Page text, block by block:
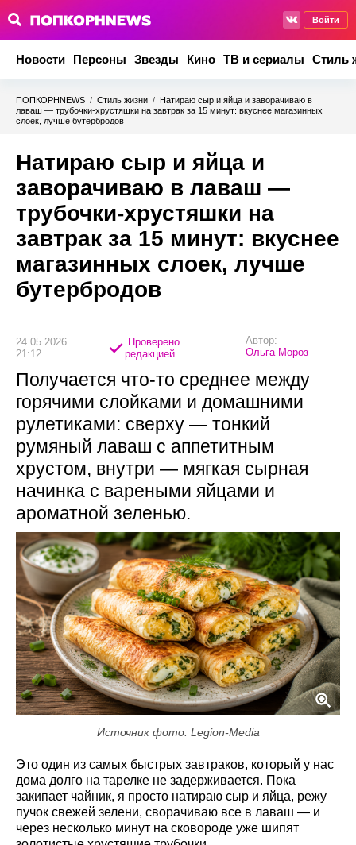
Войти
Новости Персоны Звезды Кино ТВ и сериалы Стиль
ПОПКОРНNEWS / Стиль жизни / Натираю сыр и яйца и заворачиваю в
лаваш — трубочки-хрустяшки на завтрак за 15 минут: вкуснее магазинных
слоек, лучше бутербродов
Натираю сыр и яйца и
заворачиваю в лаваш —
трубочки-хрустяшки на
завтрак за 15 минут: вкуснее
магазинных слоек, лучше
бутербродов
24.05.2026
21:12
Проверено
редакцией
Автор:
Ольга Мороз
Получается что-то среднее между
горячими слойками и домашними
рулетиками: сверху — тонкий
румяный лаваш с аппетитным
хрустом, внутри — мягкая сырная
начинка с вареными яйцами и
ароматной зеленью.
Источник фото: Legion-Media
Это один из самых быстрых завтраков, который у нас
дома долго на тарелке не задерживается. Пока
закипает чайник, я просто натираю сыр и яйца, режу
пучок свежей зелени, сворачиваю все в лаваш — и
через несколько минут на сковороде уже шипят